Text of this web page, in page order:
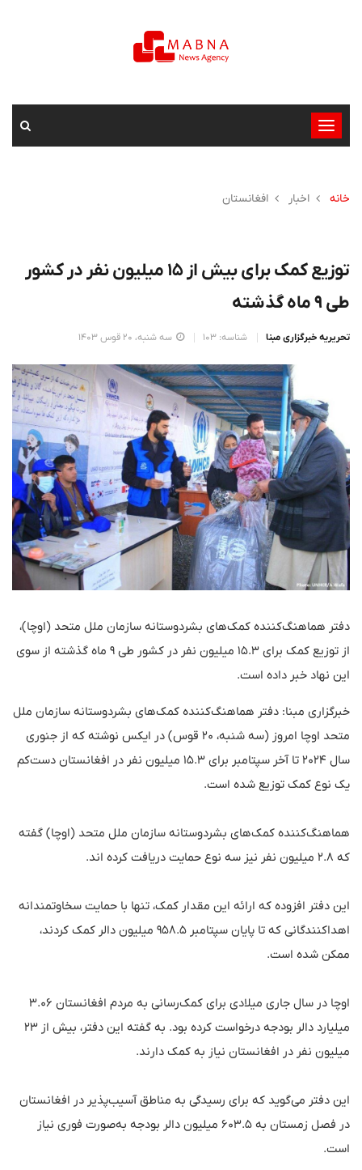
تغییر
وضعیت
خانه
اخبار افغانستان
توزیع کمک برای بیش از ۱۵ میلیون نفر در کشور
طی ۹ ماه گذشته
تحریریه خبرگزاری مبنا شناسه: 103 سه شنبه، 20 قوس 1403
دفتر هماهنگ‌کننده کمک‌های بشردوستانه سازمان ملل متحد (اوچا)،
از توزیع کمک برای ۱۵.۳ میلیون نفر در کشور طی ۹ ماه گذشته از سوی
این نهاد خبر داده است.
خبرگزاری مبنا: دفتر هماهنگ‌کننده کمک‌های بشردوستانه سازمان ملل
متحد اوچا امروز (سه شنبه، ۲۰ قوس) در ایکس نوشته که از جنوری
سال ۲۰۲۴ تا آخر سپتامبر برای ۱۵.۳ میلیون نفر در افغانستان دست‌کم
یک نوع کمک توزیع شده است.
هماهنگ‌کننده کمک‌های بشردوستانه سازمان ملل متحد (اوچا) گفته
که ۲.۸ میلیون نفر نیز سه نوع حمایت دریافت کرده‌ اند.
این دفتر افزوده که ارائه این مقدار کمک، تنها با حمایت سخاوتمندانه
اهداکنندگانی که تا پایان سپتامبر ۹۵۸.۵ میلیون دالر کمک کردند،
ممکن شده است.
اوچا در سال جاری میلادی برای کمک‌رسانی به مردم افغانستان ۳.۰۶
میلیارد دالر بودجه درخواست کرده بود. به گفته این دفتر، بیش از ۲۳
میلیون نفر در افغانستان نیاز به کمک دارند.
این دفتر می‌گوید که برای رسیدگی به مناطق آسیب‌پذیر در افغانستان
در فصل زمستان به ۶۰۳.۵ میلیون دالر بودجه به‌صورت فوری نیاز
است.